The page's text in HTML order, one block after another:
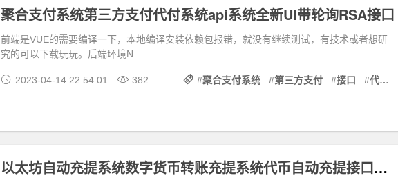
聚合支付系统第三方支付代付系统api系统全新UI带轮询RSA接口
前端是VUE的需要编译一下，本地编译安装依赖包报错，就没有继续测试，有技术或者想研
究的可以下载玩玩。后端环境N
2023-04-14 22:54:01 382 #聚合支付系统 #第三方支付 #接口 #代付
以太坊自动充提系统数字货币转账充提系统代币自动充提接口系统